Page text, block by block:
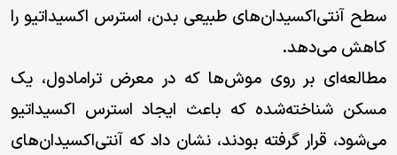
سطح آنتی‌اکسیدان‌های طبیعی بدن، استرس اکسیداتیو را
کاهش می‌دهد.
مطالعه‌ای بر روی موش‌ها که در معرض ترامادول، یک
مسکن شناخته‌شده که باعث ایجاد استرس اکسیداتیو
می‌شود، قرار گرفته بودند، نشان داد که آنتی‌اکسیدان‌های